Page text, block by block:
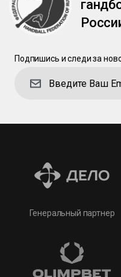
Подпишись и следи за
Генеральный партнер